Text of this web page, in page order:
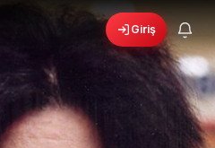
Giriş
🎁 6 yeni fırsat! Bonusları gör›
Film İzle,